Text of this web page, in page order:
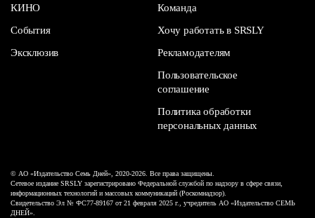
КИНО
События
Эксклюзив
Команда
Хочу работать в SRSLY
Рекламодателям
Пользовательское
соглашение
Политика обработки
персональных данных
© АО «Издательство Семь Дней», 2020-2026. Все права защищены.
Сетевое издание SRSLY зарегистрировано Федеральной службой по надзору в сфере связи,
информационных технологий и массовых коммуникаций (Роскомнадзор).
Свидетельство Эл № ФС77-89167 от 21 февраля 2025 г., учредитель АО «Издательство СЕМЬ
ДНЕЙ».